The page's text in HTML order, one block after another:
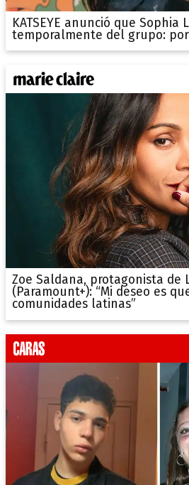
KATSEYE anunció que Sophia
temporalmente del grupo:
Zoe Saldana, protagonista de
(Paramount+): “Mi deseo es
comunidades latinas”